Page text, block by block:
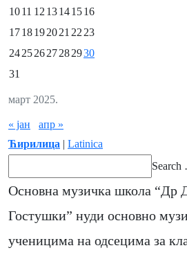
март 2025.
1011 12 13141516
1718192021 22 23
24252627282930
31
« јан
апр »
Ћирилица | Latinica
Основна музичка школа “Др
Гостушки” нуди основно
ученицима на одсецима за